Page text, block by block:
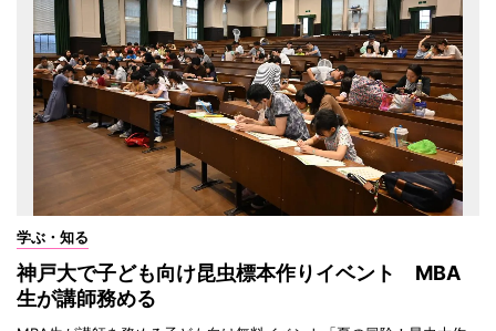
学ぶ・知る
神戸大で子ども向け昆虫標本作りイベント MBA
生が講師務める